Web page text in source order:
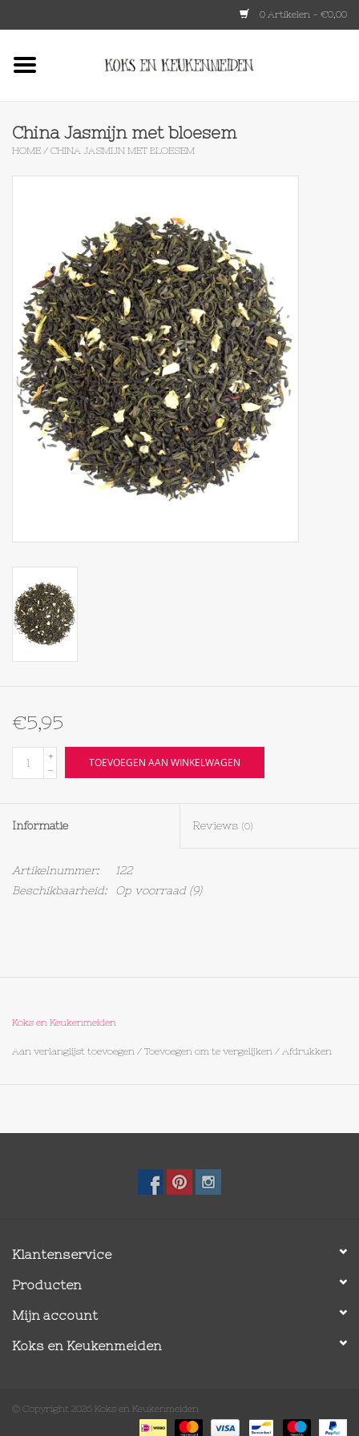
0 Artikelen - €0,00
Lenta Living
OXO
Koken
Op Tafel
Koffie & Thee
Keukenspullen
Food
Boeken
Textiel
Olieflessen
China Jasmijn met bloesem
HOME / CHINA JASMIJN MET BLOESEM
€5,95
+
-
TOEVOEGEN AAN WINKELWAGEN
Informatie Reviews (0)
Artikelnummer:
122
Beschikbaarheid:
Op voorraad(9)
Koks en Keukenmeiden
Aan verlanglijst toevoegen / Toevoegen om te vergelijken / Afdrukken
Klantenservice
Producten
Mijn account
Koks en Keukenmeiden
© Copyright 2026 Koks en Keukenmeiden